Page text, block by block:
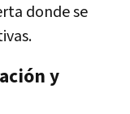
donde se
y